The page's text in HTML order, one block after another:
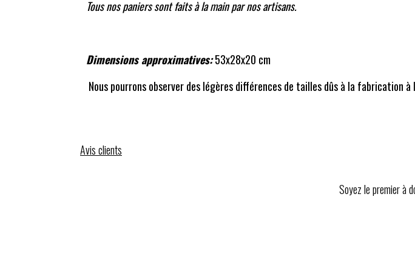
Tous nos paniers sont faits à la main par nos artisans.
Dimensions approximatives:53x28x20 cm
Nous pourrons observer des légères différences de tailles dûs à la fabrication
Avis clients
Soyez le premier à